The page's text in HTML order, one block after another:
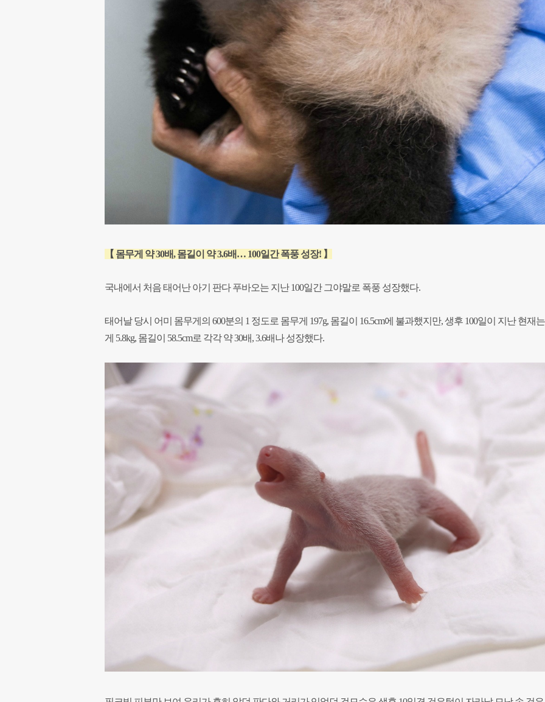
【 몸무게 약 30배, 몸길이 약 3.6배… 100일간 폭풍 성장! 】
국내에서 처음 태어난 아기 판다 푸바오는 지난 100일간 그야말로 폭풍 성장했다.
태어날 당시 어미 몸무게의 600분의 1 정도로 몸무게 197g, 몸길이 16.5cm에 불과했지만, 생후 100일이 지난 현재
게 5.8kg, 몸길이 58.5cm로 각각 약 30배, 3.6배나 성장했다.